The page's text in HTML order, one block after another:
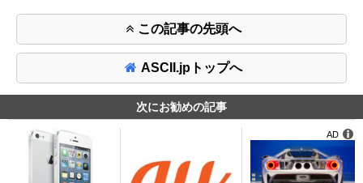
この記事の先頭へ
ASCII.jpトップへ
次にお勧めの記事
AD